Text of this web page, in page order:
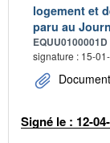
logement et
paru au
EQUU0100001D
signature : 15-
Signé le : 12-